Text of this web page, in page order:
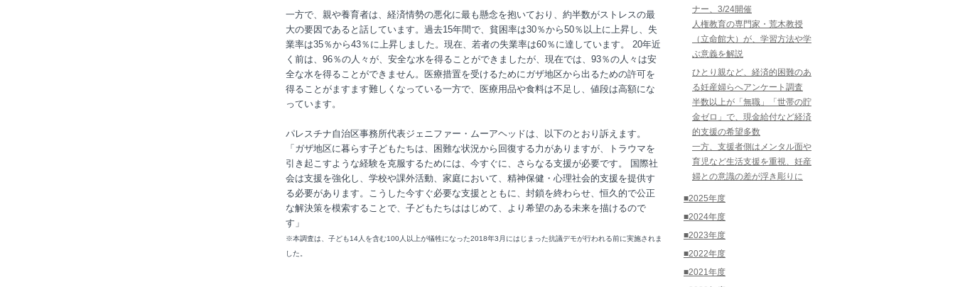
一方で、親や養育者は、経済情勢の悪化に最も懸念を抱いており、約半数がストレスの最
大の要因であると話しています。過去15年間で、貧困率は30％から50％以上に上昇し、失
業率は35％から43％に上昇しました。現在、若者の失業率は60％に達しています。 20年近
く前は、96％の人々が、安全な水を得ることができましたが、現在では、93％の人々は安
全な水を得ることができません。医療措置を受けるためにガザ地区から出るための許可を
得ることがますます難しくなっている一方で、医療用品や食料は不足し、値段は高額にな
っています。
パレスチナ自治区事務所代表ジェニファー・ムーアヘッドは、以下のとおり訴えます。
「ガザ地区に暮らす子どもたちは、困難な状況から回復する力がありますが、トラウマを
引き起こすような経験を克服するためには、今すぐに、さらなる支援が必要です。 国際社
会は支援を強化し、学校や課外活動、家庭において、精神保健・心理社会的支援を提供す
る必要があります。こうした今すぐ必要な支援とともに、封鎖を終わらせ、恒久的で公正
な解決策を模索することで、子どもたちははじめて、より希望のある未来を描けるので
す」
※本調査は、子ども14人を含む100人以上が犠牲になった2018年3月にはじまった抗議デモが行われる前に実施されま
した。
ナー、3/24開催
人権教育の専門家・荒木教授
（立命館大）が、学習方法や学
ぶ意義を解説
ひとり親など、経済的困難のあ
る妊産婦らへアンケート調査
半数以上が「無職」「世帯の貯
金ゼロ」で、現金給付など経済
的支援の希望多数
一方、支援者側はメンタル面や
育児など生活支援を重視、妊産
婦との意識の差が浮き彫りに
■2025年度
■2024年度
■2023年度
■2022年度
■2021年度